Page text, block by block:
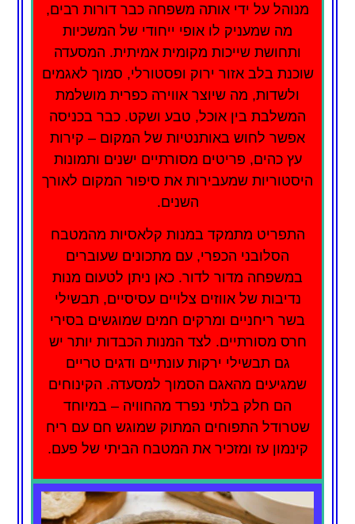
מנוהל על ידי אותה משפחה כבר דורות רבים,
מה שמעניק לו אופי ייחודי של המשכיות
ותחושת שייכות מקומית אמיתית. המסעדה
שוכנת בלב אזור ירוק ופסטורלי, סמוך לאגמים
ולשדות, מה שיוצר אווירה כפרית מושלמת
המשלבת בין אוכל, טבע ושקט. כבר בכניסה
אפשר לחוש באותנטיות של המקום – קירות
עץ כהים, פריטים מסורתיים ישנים ותמונות
היסטוריות שמעבירות את סיפור המקום לאורך
השנים.
התפריט מתמקד במנות קלאסיות מהמטבח
הסלובני הכפרי, עם מתכונים שעוברים
במשפחה מדור לדור. כאן ניתן לטעום מנות
נדיבות של אווזים צלויים עסיסיים, תבשילי
בשר ריחניים ומרקים חמים שמוגשים בסירי
חרס מסורתיים. לצד המנות הכבדות יותר יש
גם תבשילי ירקות עונתיים ודגים טריים
שמגיעים מהאגם הסמוך למסעדה. הקינוחים
הם חלק בלתי נפרד מהחוויה – במיוחד
שטרודל התפוחים המתוק שמוגש חם עם ריח
קינמון עז ומזכיר את המטבח הביתי של פעם.